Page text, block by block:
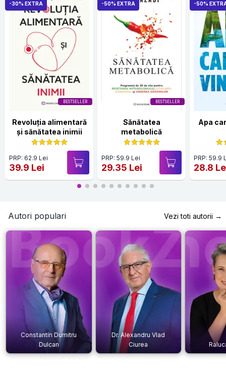
BESTSELLER
-30% EXTRA
Revoluția alimentară
și sănătatea inimii
PRP: 62.9 Lei
39.9 Lei
BESTSELLER
-50% EXTRA
Sănătatea
metabolică
PRP: 59.9 Lei
29.35 Lei
-50%
Apa
PRP: 59.9
28.8
Autori populari Vezi toti autorii →
Constantin Dumitru
Dulcan
Dr. Alexandru Vlad
Ciurea